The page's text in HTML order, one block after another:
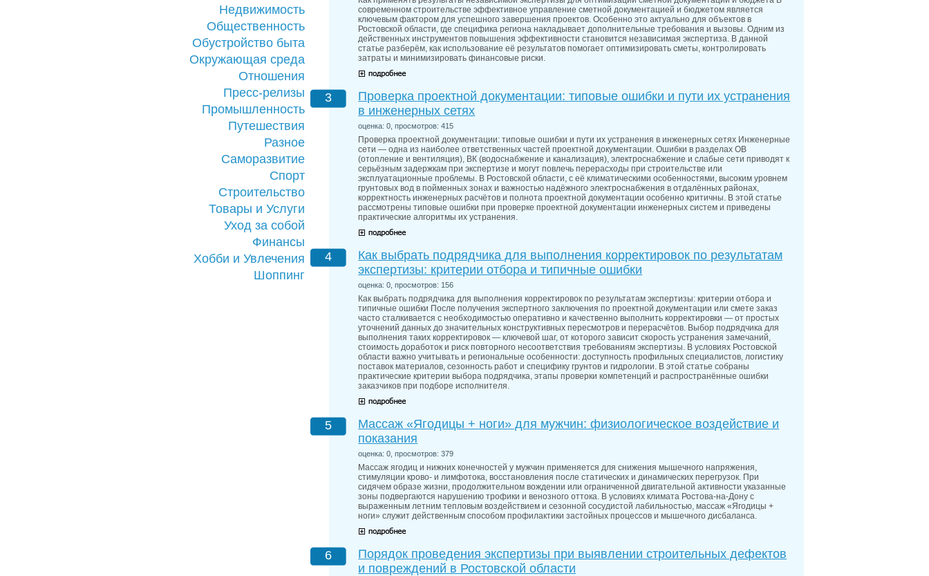
Недвижимость
Общественность
Обустройство быта
Окружающая среда
Отношения
Пресс-релизы
Промышленность
Путешествия
Разное
Саморазвитие
Спорт
Строительство
Товары и Услуги
Уход за собой
Финансы
Хобби и Увлечения
Шоппинг
современном строительстве эффективное управление сметной документацией и бюджетом является
ключевым фактором для успешного завершения проектов. Особенно это актуально для объектов в
Ростовской области, где специфика региона накладывает дополнительные требования и вызовы. Одним из
действенных инструментов повышения эффективности становится независимая экспертиза. В данной
статье разберём, как использование её результатов помогает оптимизировать сметы, контролировать
затраты и минимизировать финансовые риски.
3
Проверка проектной документации: типовые ошибки и пути их устранения
в инженерных сетях
оценка: 0, просмотров: 415
Проверка проектной документации: типовые ошибки и пути их устранения в инженерных сетях Инженерные
сети — одна из наиболее ответственных частей проектной документации. Ошибки в разделах ОВ
(отопление и вентиляция), ВК (водоснабжение и канализация), электроснабжение и слабые сети приводят к
серьёзным задержкам при экспертизе и могут повлечь перерасходы при строительстве или
эксплуатационные проблемы. В Ростовской области, с её климатическими особенностями, высоким уровнем
грунтовых вод в пойменных зонах и важностью надёжного электроснабжения в отдалённых районах,
корректность инженерных расчётов и полнота проектной документации особенно критичны. В этой статье
рассмотрены типовые ошибки при проверке проектной документации инженерных систем и приведены
практические алгоритмы их устранения.
4
Как выбрать подрядчика для выполнения корректировок по результатам
экспертизы: критерии отбора и типичные ошибки
оценка: 0, просмотров: 156
Как выбрать подрядчика для выполнения корректировок по результатам экспертизы: критерии отбора и
типичные ошибки После получения экспертного заключения по проектной документации или смете заказ
часто сталкивается с необходимостью оперативно и качественно выполнить корректировки — от простых
уточнений данных до значительных конструктивных пересмотров и перерасчётов. Выбор подрядчика для
выполнения таких корректировок — ключевой шаг, от которого зависит скорость устранения замечаний,
стоимость доработок и риск повторного несоответствия требованиям экспертизы. В условиях Ростовской
области важно учитывать и региональные особенности: доступность профильных специалистов, логистику
поставок материалов, сезонность работ и специфику грунтов и гидрологии. В этой статье собраны
практические критерии выбора подрядчика, этапы проверки компетенций и распространённые ошибки
заказчиков при подборе исполнителя.
5
Массаж «Ягодицы + ноги» для мужчин: физиологическое воздействие и
показания
оценка: 0, просмотров: 379
Массаж ягодиц и нижних конечностей у мужчин применяется для снижения мышечного напряжения,
стимуляции крово- и лимфотока, восстановления после статических и динамических перегрузок. При
сидячем образе жизни, продолжительном вождении или ограниченной двигательной активности указанные
зоны подвергаются нарушению трофики и венозного оттока. В условиях климата Ростова-на-Дону с
выраженным летним тепловым воздействием и сезонной сосудистой лабильностью, массаж «Ягодицы +
ноги» служит действенным способом профилактики застойных процессов и мышечного дисбаланса.
6
Порядок проведения экспертизы при выявлении строительных дефектов
и повреждений в Ростовской области